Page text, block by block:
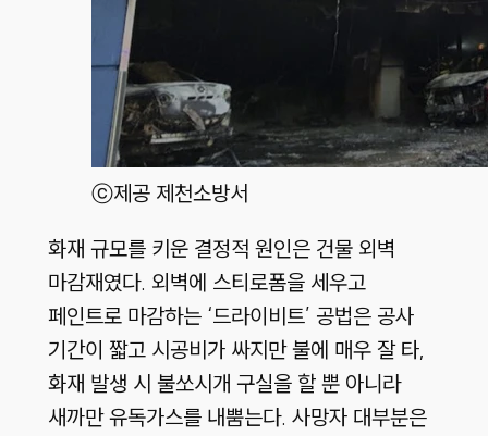
ⓒ제공 제천소방서
화재 규모를 키운 결정적 원인은 건물 외벽
마감재였다. 외벽에 스티로폼을 세우고
페인트로 마감하는 ‘드라이비트’ 공법은 공사
기간이 짧고 시공비가 싸지만 불에 매우 잘 타,
화재 발생 시 불쏘시개 구실을 할 뿐 아니라
새까만 유독가스를 내뿜는다. 사망자 대부분은